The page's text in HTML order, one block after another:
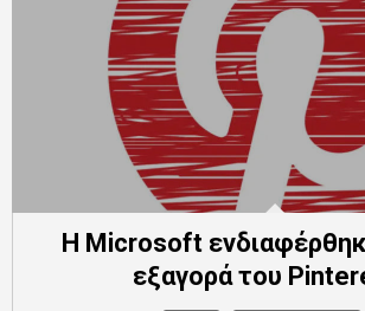
Η Microsoft
εξαγορά του